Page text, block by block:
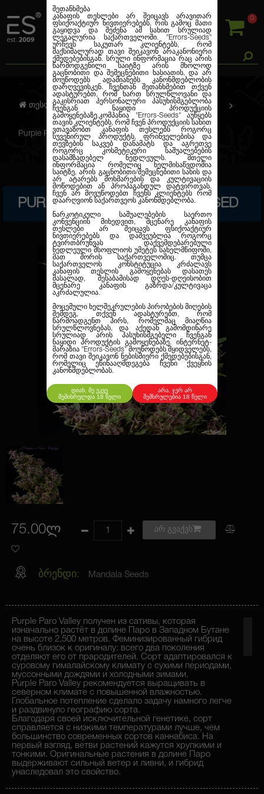
0
შეთანხმება
კანაფის თესლები არ შეიცავს არავითარ
ფსიქოაქტიურ ნივთიერებებს, რის გამოც მათი
გაყიდვა და შეძენა ამ სახით სრულიად
ლეგალურია საქართველოში. "Errors-Seeds"
ურჩევს საკუთარ კლიენტებს, რომ
მაქსიმალურად თავი შეიკავონ არაკანონიერი
ქმედებებისგან. სრული ინფორმაცია რაც არის
წარმოდგენილი საიტზე არის მხოლოდ
გაცნობითი და შემეცნებითი ხასიათის, და არ
მოუწოდებს ადამიანებს კანონმდებლობის
დარღვევისკენ. ჩვენთან შეთანხმებით თქვენ
ადასტურებთ, რომ ხართ სრულწლოვანი და
გაკისრიათ პერსონალური პასუხისმგებლობა
ჩვენგან ნაყიდი პროდუქციის
გამოყენებაზე.კომპანია
"Errors-Seeds" აუწყებს
თავის კლიენტებს, რომ ჩვენ პროდუქციის სახით
ვთავაზობთ კანაფის თესლებს როგორც
სუვენირულ პროდუქტს, ფრინველებისა და
თევზების საკვებ დანამატს და აგრეთვე
როგორც კოსმეტიკური საშუალებების
დასამზადებელ ნედლეულს. მთელი
ინფორმაცია რომელიც ხელმისაწვდომია
საიტზე, არის გაცნობითი/შემეცნებითი სახის და
არ ატარებს მოხმარების და კულტივაციის
მოწოდებით ან პროპაგანდულ დატვირთვას.
ჩვენ არ მოვუწოდებთ ჩვენს კლიენტებს რომ
დაარღვიონ საქართვეოს კანონმდებლობა.
ნარკოტიკული საშუალებების საერთო
კონვენციის მიხედვით, მცენარე კანაფის
თესლები არ შეიცავს ფსიქოაქტიურ
ნივთიერებებს და დაშვეუბლია როგორც
ტვირთბრუნვას დაქვემდებარებული
ნედლეული მსოფლიოს უმეტეს სახელმწიფოში,
მათ შორის საქართველოშიც. თუმცა
საქართველოს კონსტიტუცია კრძალავს
კანაფის თესლის გამოყენებას დასათეს
მასალად, შესაბამისად დღეს-დღეისობით
მცენარე კანაფის გაზრდა/კულტივაცა
აკრძალულია.
მოცემული ხელშეკრულების პირობების მიღების
შემდეგ, თქვენ ადასტურებთ, რომ
წარმოადგენთ პირს, რომელმაც მიაღწია
სრულწლოვნებას, და აქედან გამომდინარე
სრულიად არის პასუხისმგებელი ჩვენგან
ნაყიდი პროდუქტის გამოყენებაზე. ინტერნეტ-
მარაზია "Errors-Seeds" მოუწოდებს მყიდველებს,
რომ თავი შეიკავონ ნებისმიერი ქმედებებისგან,
რომელიც ეწინააღმდეგება ჩვენი ქვეყნის
კანონმდებლობას.
დიახ, მე უკვე
შემისრულდა 18 წელი
არა, ჯერ არ
შემსრულებია 18 წელი
თესლების კანაფი ფემინიზირებული
Purple Paro Valley Feminised
PURPLE PARO VALLEY FEMINISED
75.00ლ არ გვაქვს
ბრენდი: Mandala Seeds
Purple Paro Valley получен из сативы, которая
изначально растёт в долине Паро в Западном Бутане
на высоте 2,500 метров. Феминизированный гибрид
очень близок к оригиналу: всего два поколения
отделяют его от прародителей. Сорт адаптировался к
суровому гималайскому климату с сухими периодами,
муссонными дождями и холодными зимами.
Purple Paro Valley рекомендуется выращивать в
северном климате с повышенной влажностью.
Глобальное потепление сделало задачу намного легче
и раздвинуло географию сорта.
Благодаря своей исключительной генетике, сорт
справляется с низкими температурами лучше, чем
большинство современных сортов каннабиса. На
первый взгляд, ветви растений кажутся хрупкими и
тонкими. Оригинальные растения в долине Паро
выдерживают сильный ветер и ливни, и гибрид
унаследовал это свойство.
с сильными штормовыми ветрами. Растения хорошо